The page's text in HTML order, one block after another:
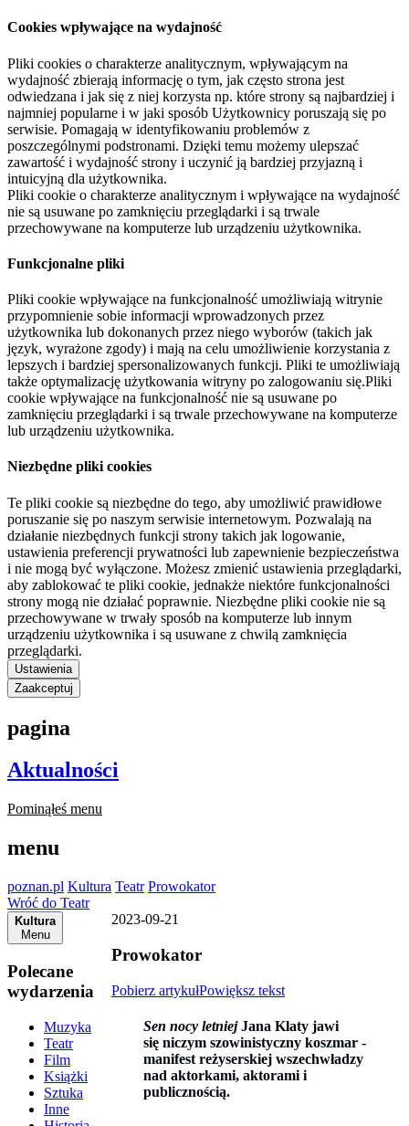
Cookies wpływające na wydajność
Pliki cookies o charakterze analitycznym, wpływającym na
wydajność zbierają informację o tym, jak często strona jest
odwiedzana i jak się z niej korzysta np. które strony są najbardziej i
najmniej popularne i w jaki sposób Użytkownicy poruszają się po
serwisie. Pomagają w identyfikowaniu problemów z
poszczególnymi podstronami. Dzięki temu możemy ulepszać
zawartość i wydajność strony i uczynić ją bardziej przyjazną i
intuicyjną dla użytkownika.
Pliki cookie o charakterze analitycznym i wpływające na wydajność
nie są usuwane po zamknięciu przeglądarki i są trwale
przechowywane na komputerze lub urządzeniu użytkownika.
Funkcjonalne pliki
Pliki cookie wpływające na funkcjonalność umożliwiają witrynie
przypomnienie sobie informacji wprowadzonych przez
użytkownika lub dokonanych przez niego wyborów (takich jak
język, wyrażone zgody) i mają na celu umożliwienie korzystania z
lepszych i bardziej spersonalizowanych funkcji. Pliki te umożliwiają
także optymalizację użytkowania witryny po zalogowaniu się.Pliki
cookie wpływające na funkcjonalność nie są usuwane po
zamknięciu przeglądarki i są trwale przechowywane na komputerze
lub urządzeniu użytkownika.
Niezbędne pliki cookies
Te pliki cookie są niezbędne do tego, aby umożliwić prawidłowe
poruszanie się po naszym serwisie internetowym. Pozwalają na
działanie niezbędnych funkcji strony takich jak logowanie,
ustawienia preferencji prywatności lub zapewnienie bezpieczeństwa
i nie mogą być wyłączone. Możesz zmienić ustawienia przeglądarki,
aby zablokować te pliki cookie, jednakże niektóre funkcjonalności
strony mogą nie działać poprawnie. Niezbędne pliki cookie nie są
przechowywane w trwały sposób na komputerze lub innym
urządzeniu użytkownika i są usuwane z chwilą zamknięcia
przeglądarki.
Ustawienia
Zaakceptuj
pagina
Aktualności
Pominąłeś menu
menu
poznan.pl Kultura Teatr Prowokator
Wróć do Teatr
Kultura
Menu
Polecane
wydarzenia
Muzyka
Teatr
Film
Książki
Sztuka
Inne
2023-09-21
Prowokator
Pobierz artykułPowiększ tekst
Sen nocy letniejJana Klaty jawi
się niczym szowinistyczny koszmar -
manifest reżyserskiej wszechwładzy
nad aktorkami, aktorami i
publicznością.